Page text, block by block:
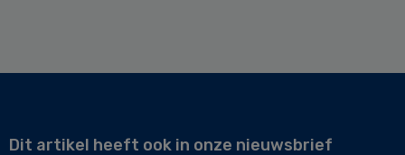
Dit artikel heeft ook in onze nieuwsbrief